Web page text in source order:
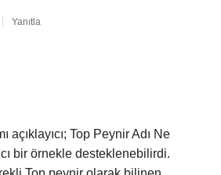
Yanıtla
açıklayıcı; Top Peynir Adı Ne
bir örnekle desteklenebilirdi.